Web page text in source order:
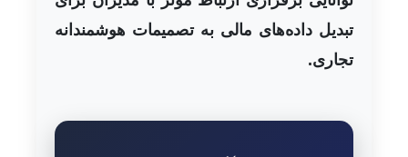
تبدیل داده‌های مالی به تصمیمات هوشمندانه
تجاری.